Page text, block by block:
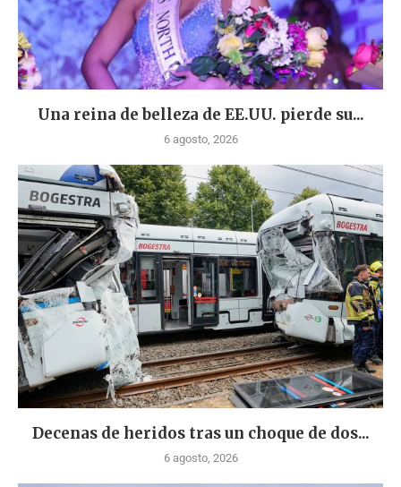
Una reina de belleza de EE.UU. pierde su...
6 agosto, 2026
Decenas de heridos tras un choque de dos...
6 agosto, 2026